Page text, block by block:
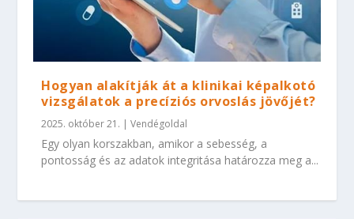
Hogyan alakítják át a klinikai képalkotó
vizsgálatok a precíziós orvoslás jövőjét?
2025. október 21. |Vendégoldal
Egy olyan korszakban, amikor a sebesség, a
pontosság és az adatok integritása határozza meg a...